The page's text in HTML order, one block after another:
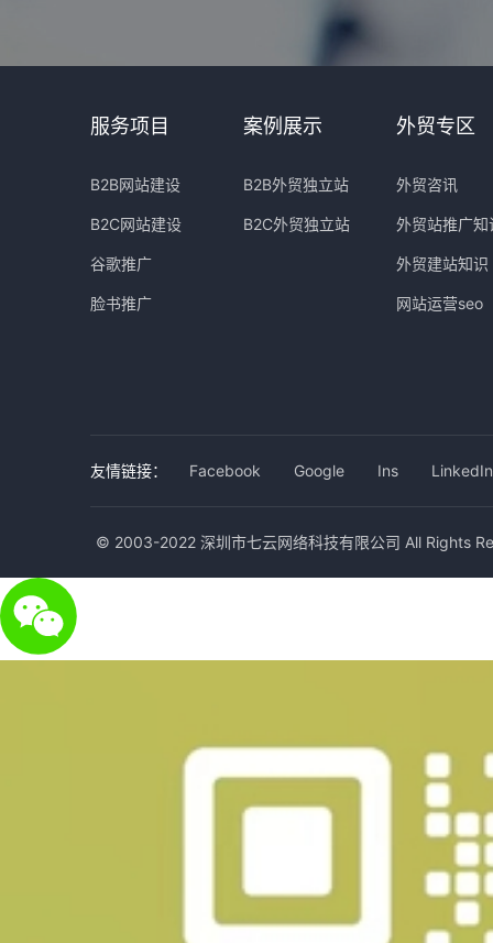
服务项目
B2B网站建设
B2C网站建设
谷歌推广
脸书推广
案例展示
B2B外贸独立站
B2C外贸独立站
外贸专区
外贸咨讯
外贸站推广知
外贸建站知识
网站运营seo
友情链接： Facebook Google Ins LinkedIn
© 2003-2022 深圳市七云网络科技有限公司 All Rights